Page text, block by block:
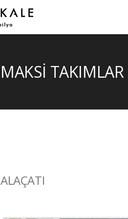
MAKSİ TAKIMLAR
ALAÇATI